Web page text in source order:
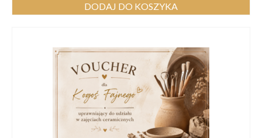
DODAJ DO KOSZYKA